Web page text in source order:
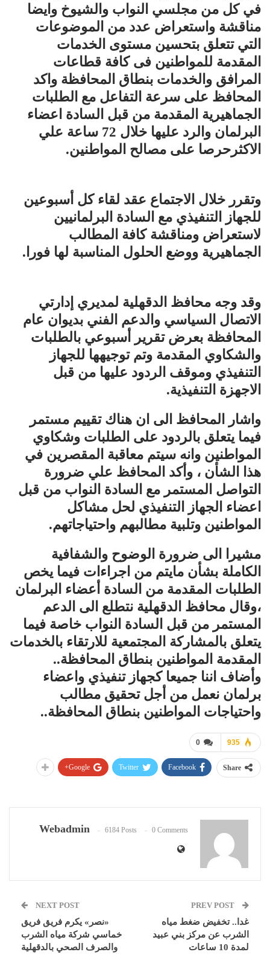
في كل من مجلسي النواب والشيوخ وايضا
مناقشة واستعراض عدد من الموضوعات
التي تتعلق بتحسين مستوى الخدمات
المقدمة للمواطنين فى كافة قطاعات
المرافق والخدمات بنطاق المحافظة واكد
المحافظ على سرعة التفاعل مع الطلبات
الجماهيرية المقدمة من قبل السادة اعضاء
البرلمان والرد عليها خلال 72 ساعة علي
الاكثرحرصا على مصالح المواطنين.
وتقرر خلال الاجتماع عقد لقاء كل أسبوعين
للجهاز التنفيذي مع السادة البرلمانيين
لاستعراض ومناقشة كافة المطالب
الجماهيرية ووضع الحلول المناسبة لها فورا.
وقد وجه محافظ الدقهلية لمديري إدارتي
الاتصال السياسي والدعم الفني بديوان عام
المحافظة بعرض تقرير أسبوعي بالطلبات
والشكاوي المقدمة وتم توجيهها للجهاز
التنفيذي وموقف الردود عليها من قبل
الاجهزة التنفيذية.
واشار المحافظ الى ان هناك تقييم مستمر
فيما يتعلق بالردود على الطلبات وشكاوي
المواطنين وانه سيتم معاقبة المقصرين في
هذا الشأن ، وأكد المحافظ علي ضرورة
التواصل المستمر مع السادة النواب من قبل
اعضاء الجهاز التنفيذي لحل مشاكل
المواطنين وتلبية مطالبهم واحتياجاتهم.
مشيرا الى ضرورة الوضوح والشفافية
الكاملة بشأن مايتم من اجراءات فيما يخص
الطلبات المقدمة من السادة أعضاء البرلمان
،وقال محافظ الدقهلية نتطلع الى الدعم
المستمر من قبل السادة النواب خاصة فيما
يتعلق بالمشاركة المجتمعية للارتقاء بالخدمات
المقدمة المواطنين بنطاق المحافظة..
وأضاف اننا جميعا كجهاز تنفيذي واعضاء
برلمان نعمل من أجل تحقيق مطالب
واحتياجات المواطنين بنطاق المحافظة..
0 935
Share
Facebook
Twitter
Google+
Webadmin 6184 Posts 0 Comments
غدا.. تخفيض ضغط مياه
الشرب عن مركز بني عبيد
لمدة 10 ساعات
NEXT POST
«نصر» يكرم فريق فريق
خماسي شركة مياه الشرب
والصرف الصحي بالدقهلية